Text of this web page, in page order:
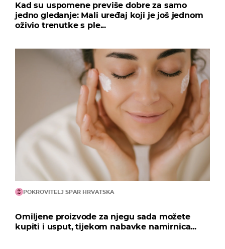
Kad su uspomene previše dobre za samo
jedno gledanje: Mali uređaj koji je još jednom
oživio trenutke s ple...
POKROVITELJ SPAR HRVATSKA
Omiljene proizvode za njegu sada možete
kupiti i usput, tijekom nabavke namirnica...